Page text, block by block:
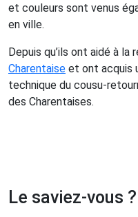
et couleurs sont venus
en ville.
Depuis qu’ils ont aidé à la
Charentaise et ont acquis
technique du cousu-
des Charentaises.
Le saviez-vous ?